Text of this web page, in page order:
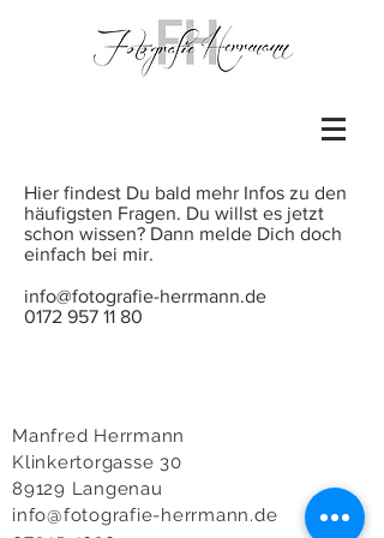
Hier findest Du bald mehr Infos zu den
häufigsten Fragen. Du willst es jetzt
schon wissen? Dann melde Dich doch
einfach bei mir.
info@fotografie-herrmann.de
0172 957 11 80
Manfred Herrmann
Klinkertorgasse 30
89129 Langenau
info@fotografie-herrmann.de